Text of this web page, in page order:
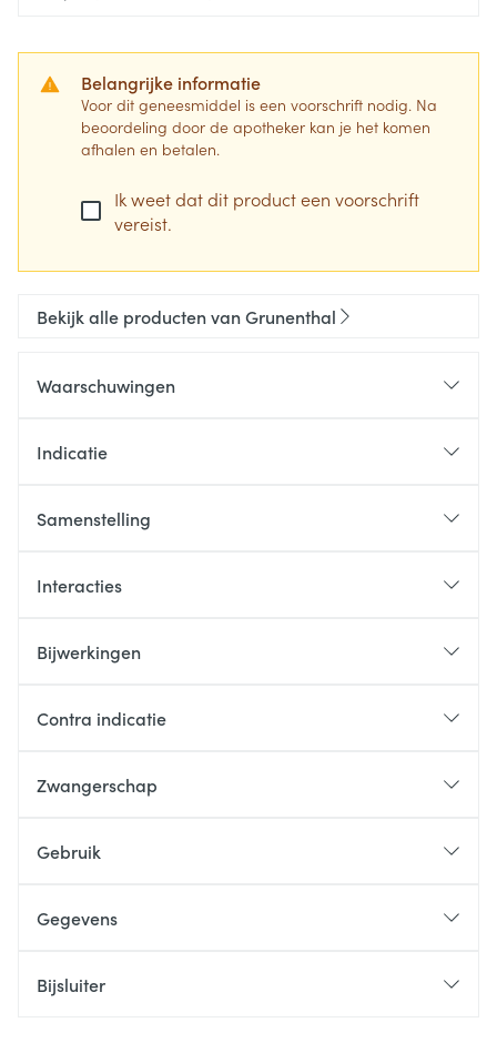
Belangrijke informatie
Voor dit geneesmiddel is een voorschrift nodig. Na
beoordeling door de apotheker kan je het komen
afhalen en betalen.
Ik weet dat dit product een voorschrift
vereist.
Bekijk alle producten van Grunenthal
Waarschuwingen
Indicatie
Samenstelling
Interacties
Bijwerkingen
Contra indicatie
Zwangerschap
Gebruik
Gegevens
Bijsluiter